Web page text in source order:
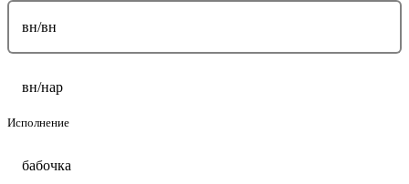
вн/вн
вн/нар
Исполнение
бабочка